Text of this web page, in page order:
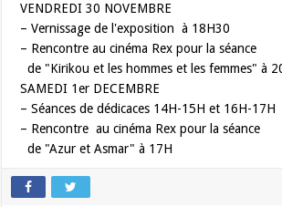
VENDREDI 30 NOVEMBRE
– Vernissage de l'exposition à 18H30
– Rencontre au cinéma Rex pour la séance
de "Kirikou et les hommes et les femmes" à
SAMEDI 1er DECEMBRE
– Séances de dédicaces 14H-15H et 16H-17H
– Rencontre au cinéma Rex pour la séance
de "Azur et Asmar" à 17H